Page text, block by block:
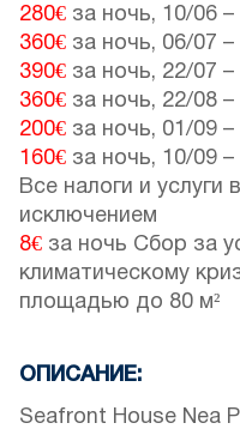
280€ за ночь, 10/06 –
360€ за ночь, 06/07 –
390€ за ночь, 22/07 –
360€ за ночь, 22/08 –
200€ за ночь, 01/09 –
160€ за ночь, 10/09 –
Все налоги и услуги
исключением
8€ за ночь Сбор за
климатическому
площадью до 80 м²
ОПИСАНИЕ:
Seafront House Nea